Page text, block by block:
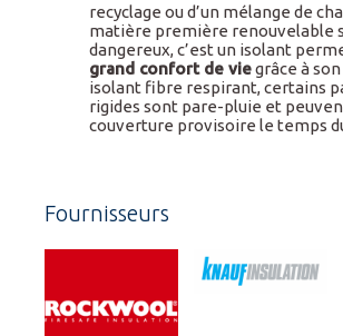
recyclage ou d’un mélange de
matière première renouvelable
dangereux, c’est un isolant
grand confort de viegrâce à
isolant fibre respirant, certains
rigides sont pare-pluie et
couverture provisoire le temps
Fournisseurs